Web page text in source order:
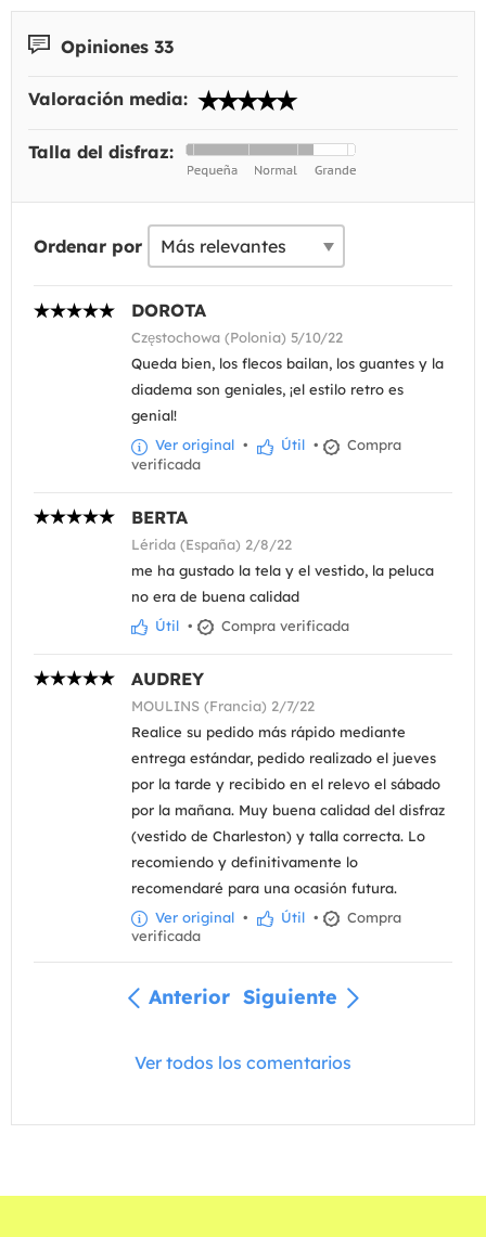
Opiniones 33
Valoración media:
Talla del disfraz:
Ordenar por
DOROTA
Częstochowa (Polonia) 5/10/22
Queda bien, los flecos bailan, los guantes y la
diadema son geniales, ¡el estilo retro es
genial!
Ver original • Útil •
Compra
verificada
BERTA
Lérida (España) 2/8/22
me ha gustado la tela y el vestido, la peluca
no era de buena calidad
Útil • Compra verificada
AUDREY
MOULINS (Francia) 2/7/22
Realice su pedido más rápido mediante
entrega estándar, pedido realizado el jueves
por la tarde y recibido en el relevo el sábado
por la mañana. Muy buena calidad del disfraz
(vestido de Charleston) y talla correcta. Lo
recomiendo y definitivamente lo
recomendaré para una ocasión futura.
Ver original • Útil •
Compra
verificada
Anterior Siguiente
Ver todos los comentarios